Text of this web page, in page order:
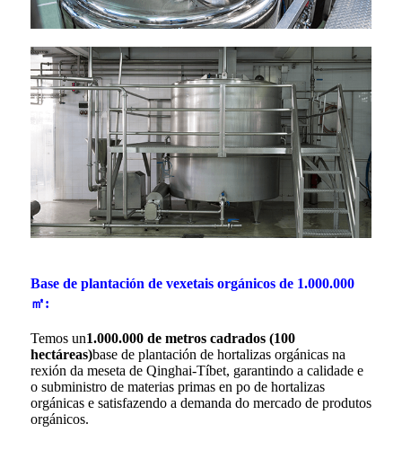
Base de plantación de vexetais orgánicos de 1.000.000
㎡:
Temos un1.000.000 de metros cadrados (100
hectáreas)base de plantación de hortalizas orgánicas na
rexión da meseta de Qinghai-Tíbet, garantindo a calidade e
o subministro de materias primas en po de hortalizas
orgánicas e satisfazendo a demanda do mercado de produtos
orgánicos.